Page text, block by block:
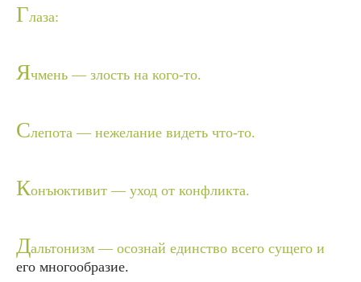
Глаза:
Ячмень — злость на кого-то.
Слепота — нежелание видеть что-то.
Конъюктивит — уход от конфликта.
Дальтонизм — осознай единство всего сущего и
его многообразие.